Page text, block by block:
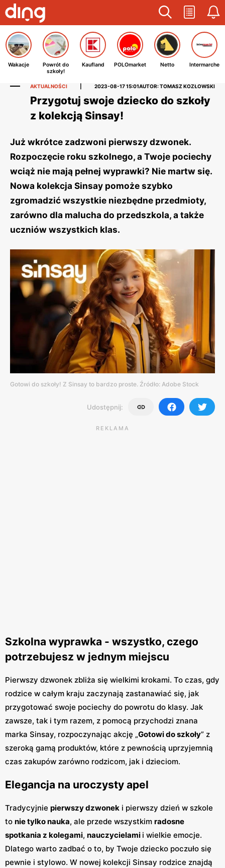
Wakacje
Powrót do
szkoły!
Kaufland POLOmarket Netto Intermarche
AKTUALNOŚCI 2023-08-17 15:01AUTOR: TOMASZ KOZŁOWSKI
Przygotuj swoje dziecko do szkoły
z kolekcją Sinsay!
Już wkrótce zadzwoni pierwszy dzwonek.
Rozpoczęcie roku szkolnego, a Twoje pociechy
wciąż nie mają pełnej wyprawki? Nie martw się.
Nowa kolekcja Sinsay pomoże szybko
zgromadzić wszystkie niezbędne przedmioty,
zarówno dla malucha do przedszkola, a także
uczniów wszystkich klas.
Gotowi do szkoły! Z Sinsay to bardzo proste. Źródło: Adobe Stock
Udostępnij:
REKLAMA
Szkolna wyprawka - wszystko, czego
potrzebujesz w jednym miejscu
Pierwszy dzwonek zbliża się wielkimi krokami. To czas, gdy
rodzice w całym kraju zaczynają zastanawiać się, jak
przygotować swoje pociechy do powrotu do klasy. Jak
zawsze, tak i tym razem, z pomocą przychodzi znana
marka Sinsay, rozpoczynając akcję „Gotowi do szkoły” z
szeroką gamą produktów, które z pewnością uprzyjemnią
czas zakupów zarówno rodzicom, jak i dzieciom.
Elegancja na uroczysty apel
Tradycyjnie pierwszy dzwonek i pierwszy dzień w szkole
to nie tylko nauka, ale przede wszystkim radosne
spotkania z kolegami, nauczycielami i wielkie emocje.
Dlatego warto zadbać o to, by Twoje dziecko poczuło się
pewnie i stylowo. W nowej kolekcji Sinsay rodzice znajdą